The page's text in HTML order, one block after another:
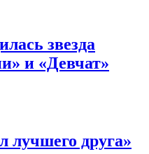
звезда
и «Девчат»
лучшего друга»